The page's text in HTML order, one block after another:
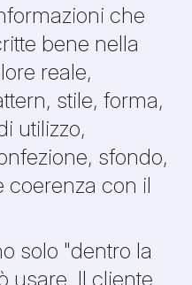
che
bene nella
reale,
stile, forma,
utilizzo,
sfondo,
coerenza con il
solo "dentro la
usare. Il cliente